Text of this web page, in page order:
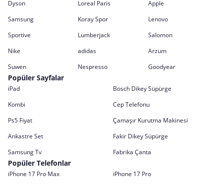
Dyson
Loreal Paris
Apple
Samsung
Koray Spor
Lenovo
Sportive
Lumberjack
Salomon
Nike
adidas
Arzum
Suwen
Nespresso Goodyear
Popüler Sayfalar
iPad
Bosch Dikey Süpürge
Kombi
Cep Telefonu
Ps5 Fiyat
Çamaşır Kurutma Makinesi
Ankastre Set
Fakir Dikey Süpürge
Samsung Tv
Fabrika Çanta
Popüler Telefonlar
iPhone 17 Pro Max
iPhone 17 Pro